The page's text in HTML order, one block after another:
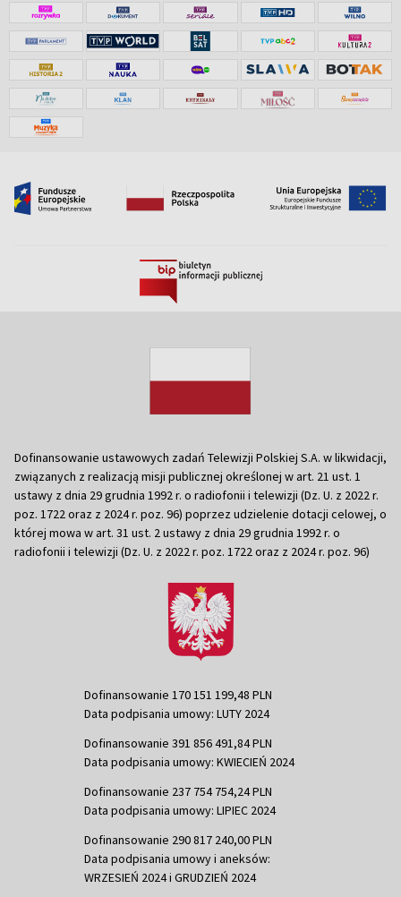
Dofinansowanie ustawowych zadań Telewizji Polskiej S.A. w likwidacji,
związanych z realizacją misji publicznej określonej w art. 21 ust. 1
ustawy z dnia 29 grudnia 1992 r. o radiofonii i telewizji (Dz. U. z 2022 r.
poz. 1722 oraz z 2024 r. poz. 96) poprzez udzielenie dotacji celowej, o
której mowa w art. 31 ust. 2 ustawy z dnia 29 grudnia 1992 r. o
radiofonii i telewizji (Dz. U. z 2022 r. poz. 1722 oraz z 2024 r. poz. 96)
Dofinansowanie 170 151 199,48 PLN
Data podpisania umowy: LUTY 2024
Dofinansowanie 391 856 491,84 PLN
Data podpisania umowy: KWIECIEŃ 2024
Dofinansowanie 237 754 754,24 PLN
Data podpisania umowy: LIPIEC 2024
Dofinansowanie 290 817 240,00 PLN
Data podpisania umowy i aneksów:
WRZESIEŃ 2024 i GRUDZIEŃ 2024